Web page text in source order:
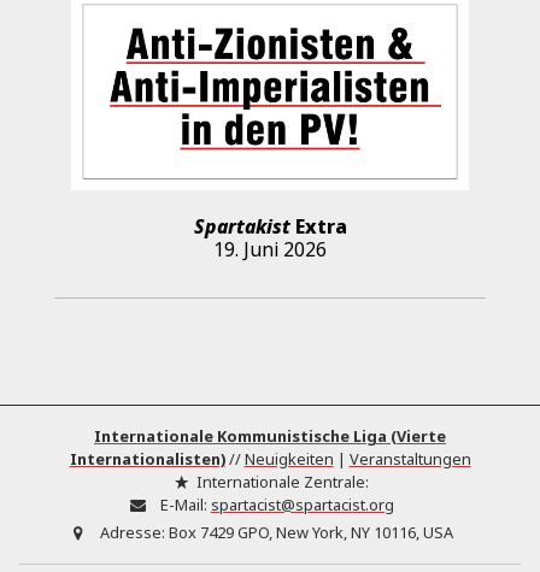
SpartakistExtra
19. Juni 2026
Internationale Kommunistische Liga (Vierte
Internationalisten)//Neuigkeiten | Veranstaltungen
Internationale Zentrale:
E-Mail: spartacist@spartacist.org
Adresse: Box 7429 GPO, New York, NY 10116, USA